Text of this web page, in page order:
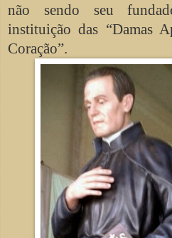
não sendo seu
instituição das “Damas
Coração”.